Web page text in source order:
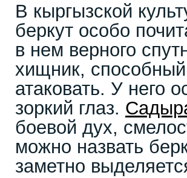
В кыргызской
беркут особо
в нем верного
хищник,
атаковать. У него
зоркий глаз.
боевой дух,
можно назвать
заметно